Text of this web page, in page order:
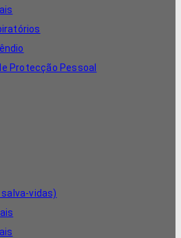
Protecção Pessoal
vidas)